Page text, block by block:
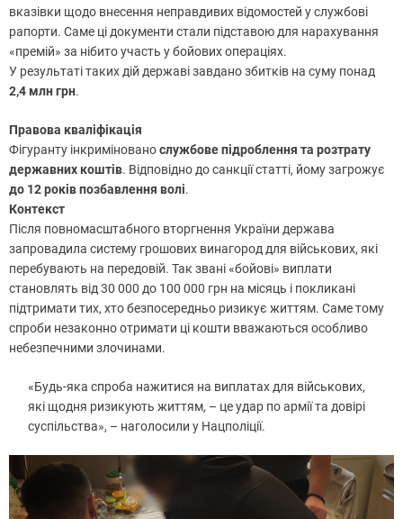
вказівки щодо внесення неправдивих відомостей у службові
рапорти. Саме ці документи стали підставою для нарахування
«премій» за нібито участь у бойових операціях.
У результаті таких дій державі завдано збитків на суму понад
2,4 млн грн.
Правова кваліфікація
Фігуранту інкримінованослужбове підроблення та розтрату
державних коштів. Відповідно до санкції статті, йому загрожує
до 12 років позбавлення волі.
Контекст
Після повномасштабного вторгнення України держава
запровадила систему грошових винагород для військових, які
перебувають на передовій. Так звані «бойові» виплати
становлять від 30 000 до 100 000 грн на місяць і покликані
підтримати тих, хто безпосередньо ризикує життям. Саме тому
спроби незаконно отримати ці кошти вважаються особливо
небезпечними злочинами.
«Будь-яка спроба нажитися на виплатах для військових,
які щодня ризикують життям, – це удар по армії та довірі
суспільства», – наголосили у Нацполіції.